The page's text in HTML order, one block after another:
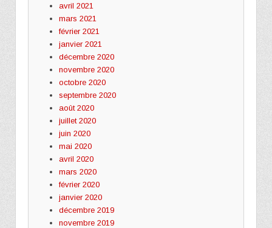
avril 2021
mars 2021
février 2021
janvier 2021
décembre 2020
novembre 2020
octobre 2020
septembre 2020
août 2020
juillet 2020
juin 2020
mai 2020
avril 2020
mars 2020
février 2020
janvier 2020
décembre 2019
novembre 2019